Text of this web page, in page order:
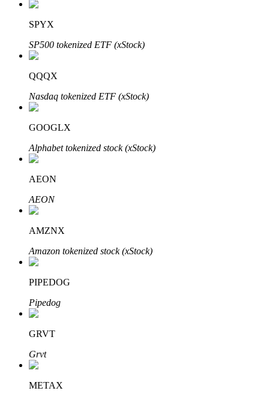
Investasi Otomatis
Raih keuntungan jangka panjang dan kepentingan fleksibel
Pelajari Staking
Pelajari tentang mendapatkan penghasilan pasif
Mitra Bitrue
SPYX
SP500 tokenized ETF (xStock)
QQQX
Nasdaq tokenized ETF (xStock)
GOOGLX
Alphabet tokenized stock (xStock)
AEON
AEON
AMZNX
Amazon tokenized stock (xStock)
PIPEDOG
Pipedog
GRVT
Grvt
METAX